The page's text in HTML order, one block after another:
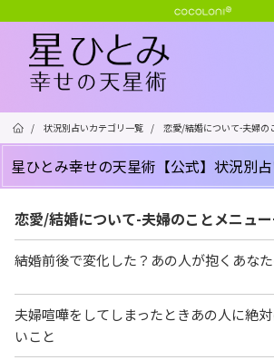
/ 状況別占いカテゴリ一覧 / 恋愛/結婚について-夫婦の
星ひとみ幸せの天星術【公式】状況別
恋愛/結婚について-夫婦のことメニュ
結婚前後で変化した？あの人が抱くあな
夫婦喧嘩をしてしまったときあの人に絶
いこと